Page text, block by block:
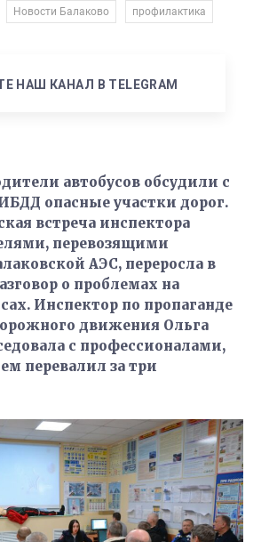
Новости Балаково профилактика
НАШ КАНАЛ В TELEGRAM
автобусов обсудили с
опасные участки дорог.
встреча инспектора
перевозящими
АЭС, переросла в
о проблемах на
Инспектор по пропаганде
движения Ольга
с профессионалами,
перевалил за три